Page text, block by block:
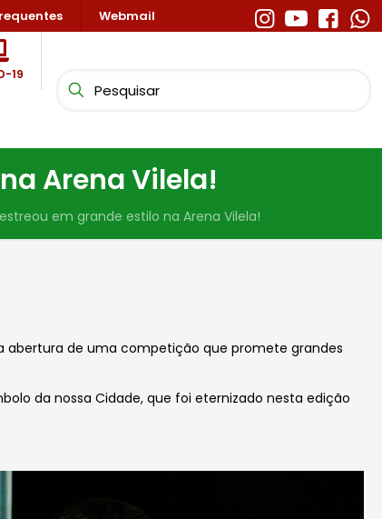
Webmail
19
Arena Vilela!
em grande estilo na Arena Vilela!
de uma competição que promete grandes
da nossa Cidade, que foi eternizado nesta edição